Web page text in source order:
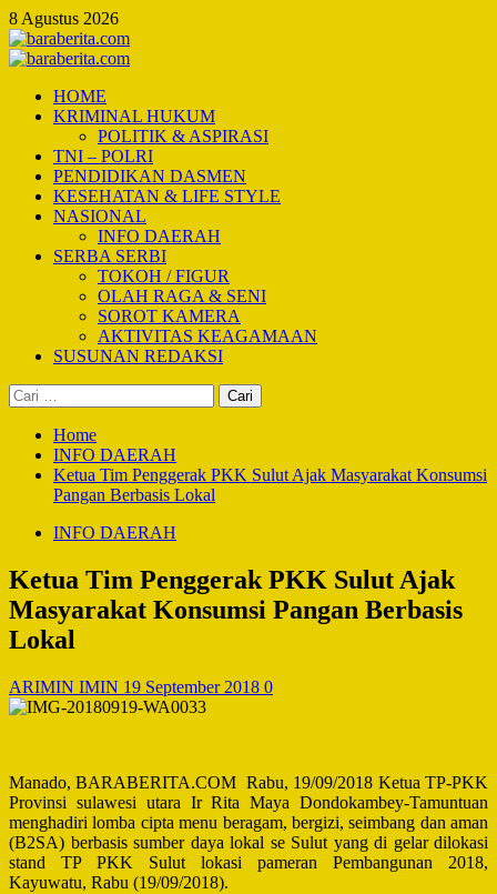
Skip
to
content
8 Agustus 2026
Primary
HOME
KRIMINAL HUKUM
POLITIK & ASPIRASI
TNI – POLRI
PENDIDIKAN DASMEN
KESEHATAN & LIFE STYLE
NASIONAL
INFO DAERAH
SERBA SERBI
TOKOH / FIGUR
OLAH RAGA & SENI
SOROT KAMERA
AKTIVITAS KEAGAMAAN
SUSUNAN REDAKSI
Cari
untuk:
Home
INFO DAERAH
Ketua Tim Penggerak PKK Sulut Ajak Masyarakat Konsumsi
Pangan Berbasis Lokal
INFO DAERAH
Ketua Tim Penggerak PKK Sulut Ajak
Masyarakat Konsumsi Pangan Berbasis
Lokal
ARIMIN IMIN 19 September 2018 0
Manado, BARABERITA.COM Rabu, 19/09/2018 Ketua TP-PKK
Provinsi sulawesi utara Ir Rita Maya Dondokambey-Tamuntuan
menghadiri lomba cipta menu beragam, bergizi, seimbang dan aman
(B2SA) berbasis sumber daya lokal se Sulut yang di gelar dilokasi
stand TP PKK Sulut lokasi pameran Pembangunan 2018,
Kayuwatu, Rabu (19/09/2018).